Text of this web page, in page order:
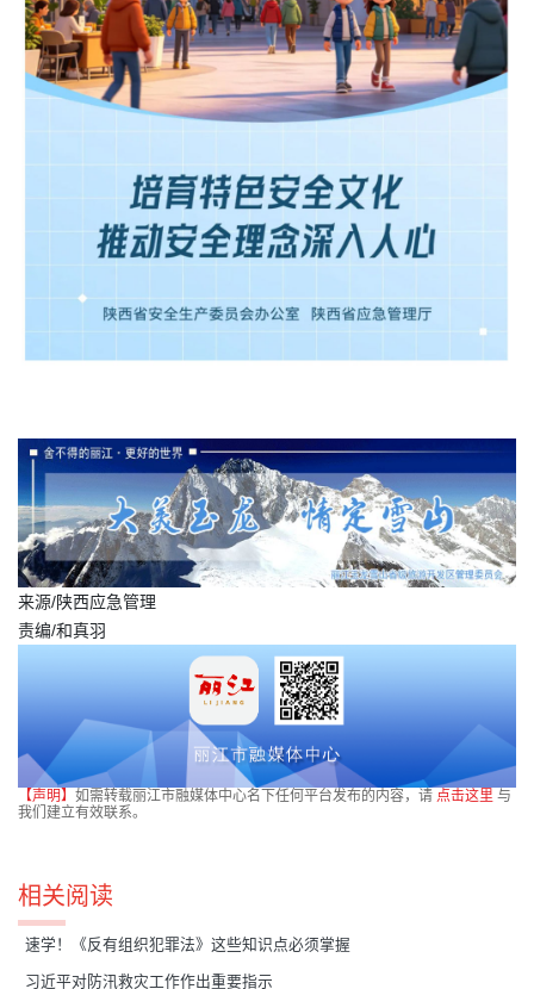
来源/陕西应急管理
责编/和真羽
【声明】 如需转载丽江市融媒体中心名下任何平台发布的内容，请 点击这里 与
我们建立有效联系。
相关阅读
速学！《反有组织犯罪法》这些知识点必须掌握
习近平对防汛救灾工作作出重要指示